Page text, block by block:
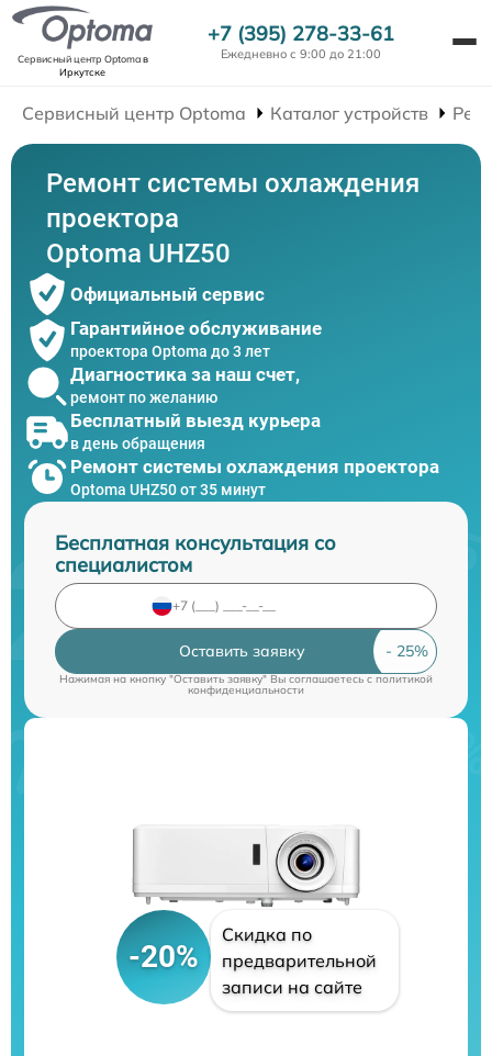
Сервисный центр Optomaв
Иркутске
+7 (395) 278-33-61
Ежедневно с 9:00 до 21:00
Сервисный центр Optoma Каталог устройств
Ремонт системы охлаждения
проектора
Optoma UHZ50
Официальный сервис
Гарантийное обслуживание
проектора Optoma до 3 лет
Диагностика за наш счет,
ремонт по желанию
Бесплатный выезд курьера
в день обращения
Ремонт системы охлаждения проектора
Optoma UHZ50 от 35 минут
Бесплатная консультация со
специалистом
Оставить заявку
Нажимая на кнопку "Оставить заявку" Вы соглашаетесь cполитикой
конфиденциальности
-20%
Скидка по
предварительной
записи на сайте